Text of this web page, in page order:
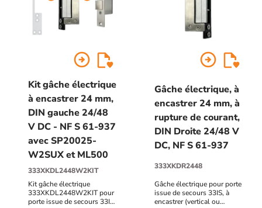
arrow_circle_right
Kit gâche électrique
à encastrer 24 mm,
DIN gauche 24/48
V DC - NF S 61-937
avec SP20025-
W2SUX et ML500
333XKDL2448W2KIT
Kit gâche électrique
333XKDL2448W2KIT pour
porte issue de secours 33IS,
arrow_circle_right
Gâche électrique, à
encastrer 24 mm, à
rupture de courant,
DIN Droite 24/48 V
DC, NF S 61-937
333XKDR2448
Gâche électrique pour porte
issue de secours 33IS, à
encastrer (vertical ou